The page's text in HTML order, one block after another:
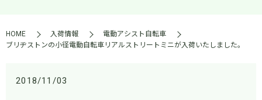
HOME 入荷情報
電動アシスト自転車
ブリヂストンの小径電動自転車リアルストリートミニが入荷いたしました。
2018/11/03